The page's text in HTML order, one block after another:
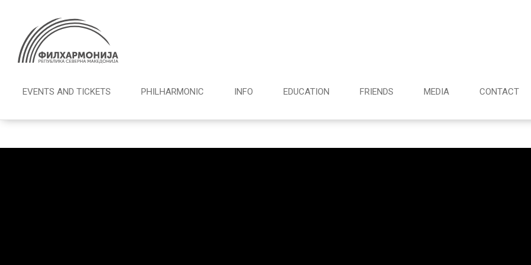
EVENTS AND TICKETS PHILHARMONIC INFO EDUCATION FRIENDS MEDIA CONTACT